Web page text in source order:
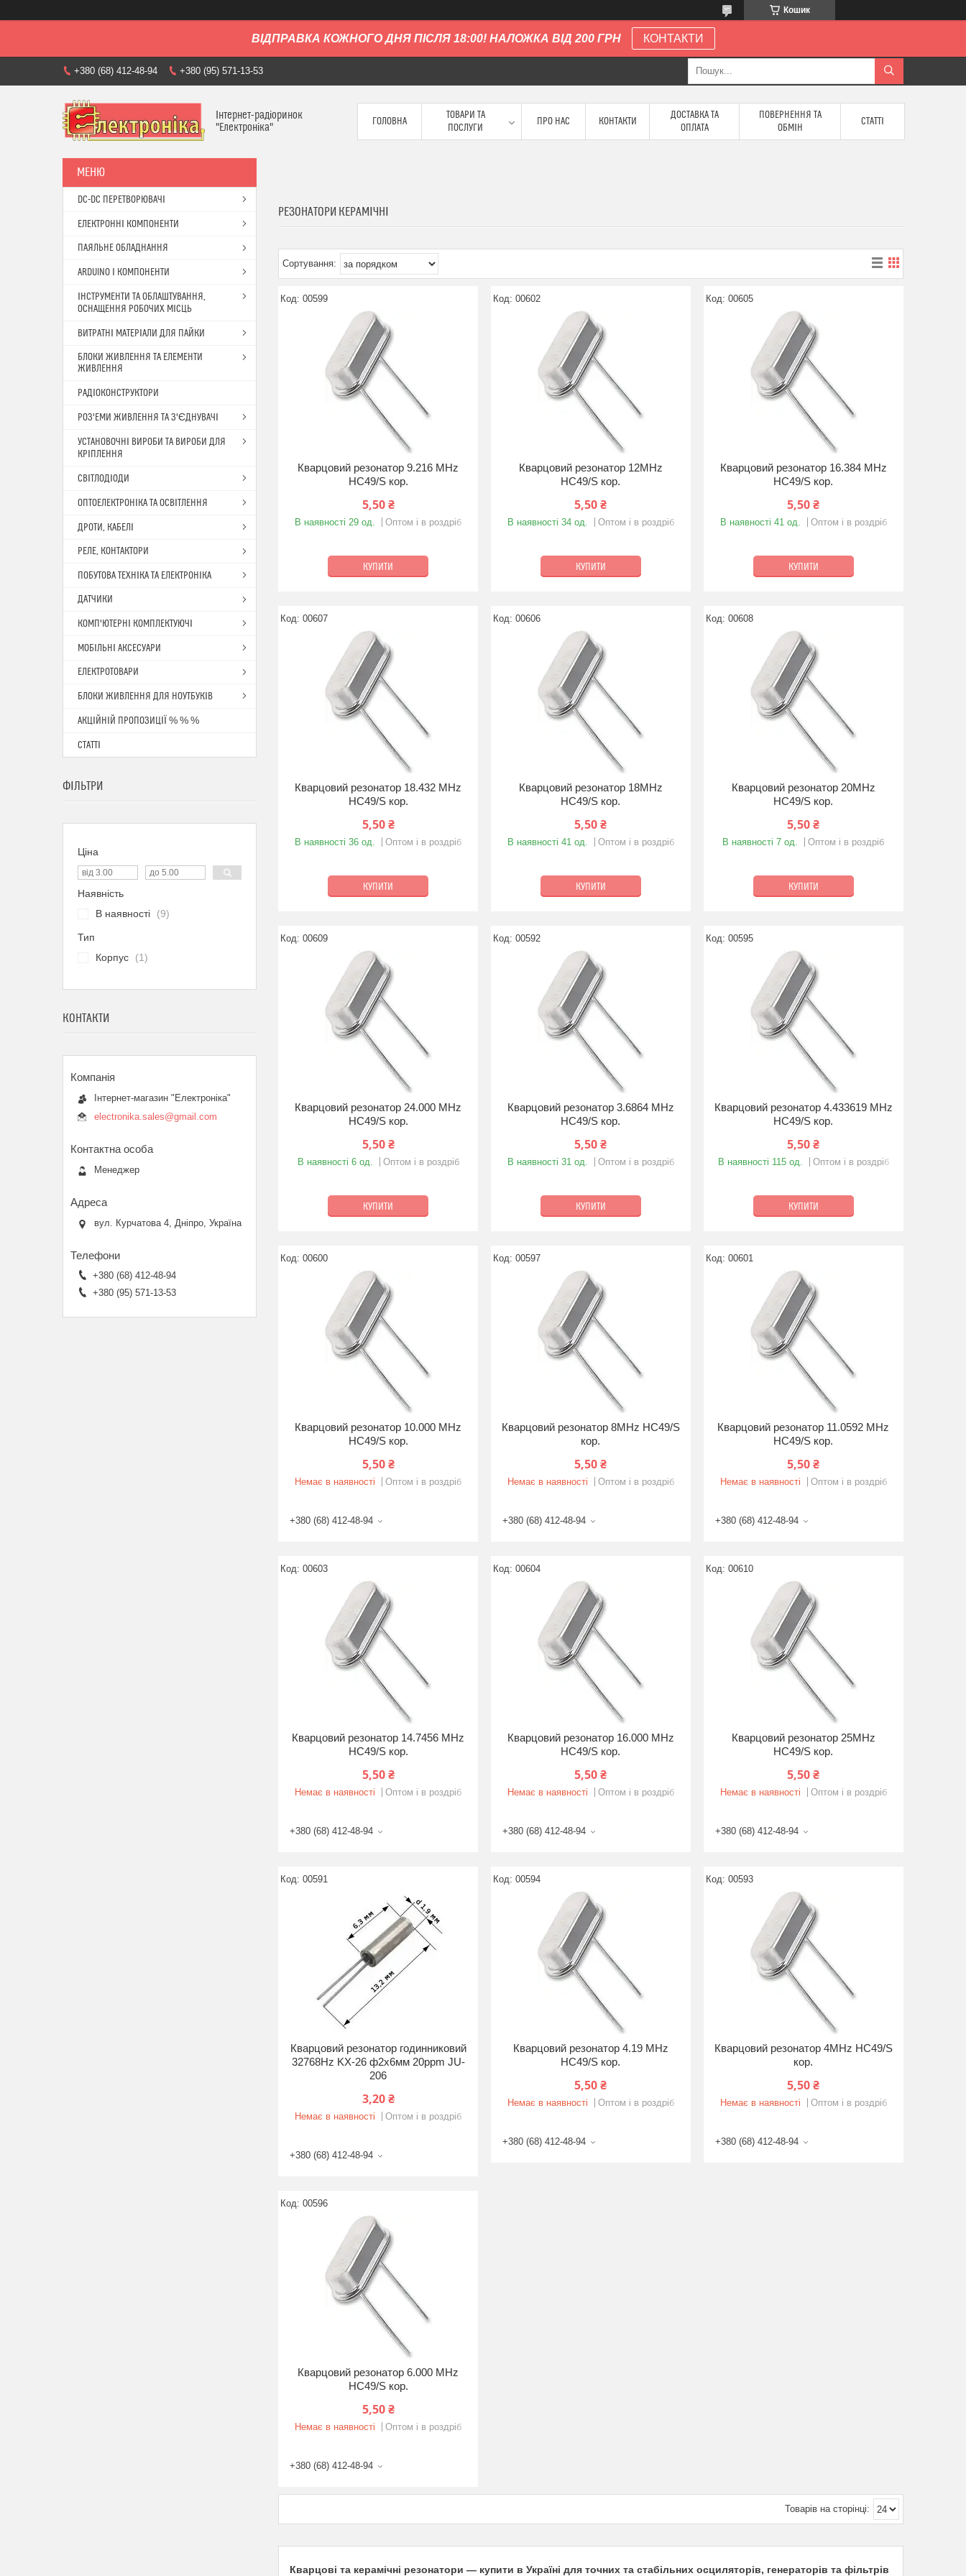
Кошик
ВІДПРАВКА КОЖНОГО ДНЯ ПІСЛЯ 18:00! НАЛОЖКА ВІД 200 ГРН КОНТАКТИ
+380 (68) 412-48-94 +380 (95) 571-13-53
Інтернет-радіоринок
"Електроніка"
ГОЛОВНА
ТОВАРИ ТА
ПОСЛУГИ
ПРО НАС КОНТАКТИ
ДОСТАВКА ТА
ОПЛАТА
ПОВЕРНЕННЯ ТА
ОБМІН
СТАТТІ
РЕЗОНАТОРИ КЕРАМІЧНІ
00599
Кварцовий резонатор 9.216 MHz
HC49/S кор.
5,50 ₴
В наявності 29 од. Оптом і в роздріб
КУПИТИ
00602
Кварцовий резонатор 12MHz
HC49/S кор.
5,50 ₴
В наявності 34 од. Оптом і в роздріб
КУПИТИ
00605
Кварцовий резонатор 16.384 MHz
HC49/S кор.
5,50 ₴
В наявності 41 од. Оптом і в роздріб
КУПИТИ
00607
Кварцовий резонатор 18.432 MHz
HC49/S кор.
5,50 ₴
В наявності 36 од. Оптом і в роздріб
КУПИТИ
00606
Кварцовий резонатор 18MHz
HC49/S кор.
5,50 ₴
В наявності 41 од. Оптом і в роздріб
КУПИТИ
00608
Кварцовий резонатор 20MHz
HC49/S кор.
5,50 ₴
В наявності 7 од. Оптом і в роздріб
КУПИТИ
00609
Кварцовий резонатор 24.000 MHz
HC49/S кор.
5,50 ₴
В наявності 6 од. Оптом і в роздріб
КУПИТИ
00592
Кварцовий резонатор 3.6864 MHz
HC49/S кор.
5,50 ₴
В наявності 31 од. Оптом і в роздріб
КУПИТИ
00595
Кварцовий резонатор 4.433619 MHz
HC49/S кор.
5,50 ₴
В наявності 115 од. Оптом і в роздріб
КУПИТИ
00600
Кварцовий резонатор 10.000 MHz
HC49/S кор.
5,50 ₴
Немає в наявності Оптом і в роздріб
+380 (68) 412-48-94
00597
Кварцовий резонатор 8MHz HC49/S
кор.
5,50 ₴
Немає в наявності Оптом і в роздріб
+380 (68) 412-48-94
00601
Кварцовий резонатор 11.0592 MHz
HC49/S кор.
5,50 ₴
Немає в наявності Оптом і в роздріб
+380 (68) 412-48-94
00603
Кварцовий резонатор 14.7456 MHz
HC49/S кор.
5,50 ₴
Немає в наявності Оптом і в роздріб
+380 (68) 412-48-94
00604
Кварцовий резонатор 16.000 MHz
HC49/S кор.
5,50 ₴
Немає в наявності Оптом і в роздріб
+380 (68) 412-48-94
00610
Кварцовий резонатор 25MHz
HC49/S кор.
5,50 ₴
Немає в наявності Оптом і в роздріб
+380 (68) 412-48-94
00591
Кварцовий резонатор годинниковий
32768Hz KX-26 ф2х6мм 20ppm JU-
206
3,20 ₴
Немає в наявності Оптом і в роздріб
+380 (68) 412-48-94
00594
Кварцовий резонатор 4.19 MHz
HC49/S кор.
5,50 ₴
Немає в наявності Оптом і в роздріб
+380 (68) 412-48-94
00593
Кварцовий резонатор 4MHz HC49/S
кор.
5,50 ₴
Немає в наявності Оптом і в роздріб
+380 (68) 412-48-94
00596
Кварцовий резонатор 6.000 MHz
HC49/S кор.
5,50 ₴
Немає в наявності Оптом і в роздріб
+380 (68) 412-48-94
Кварцові та керамічні резонатори — купити в Україні для точних та стабільних осциляторів, генераторів та фільтрів
DC-DC ПЕРЕТВОРЮВАЧІ
ЕЛЕКТРОННІ КОМПОНЕНТИ
ПАЯЛЬНЕ ОБЛАДНАННЯ
ARDUINO І КОМПОНЕНТИ
ІНСТРУМЕНТИ ТА ОБЛАШТУВАННЯ,
ОСНАЩЕННЯ РОБОЧИХ МІСЦЬ
ВИТРАТНІ МАТЕРІАЛИ ДЛЯ ПАЙКИ
БЛОКИ ЖИВЛЕННЯ ТА ЕЛЕМЕНТИ
ЖИВЛЕННЯ
РАДІОКОНСТРУКТОРИ
РОЗ'ЕМИ ЖИВЛЕННЯ ТА З'ЄДНУВАЧІ
УСТАНОВОЧНІ ВИРОБИ ТА ВИРОБИ ДЛЯ
КРІПЛЕННЯ
СВІТЛОДІОДИ
ОПТОЕЛЕКТРОНІКА ТА ОСВІТЛЕННЯ
ДРОТИ, КАБЕЛІ
РЕЛЕ, КОНТАКТОРИ
ПОБУТОВА ТЕХНІКА ТА ЕЛЕКТРОНІКА
ДАТЧИКИ
КОМП'ЮТЕРНІ КОМПЛЕКТУЮЧІ
МОБІЛЬНІ АКСЕСУАРИ
ЕЛЕКТРОТОВАРИ
БЛОКИ ЖИВЛЕННЯ ДЛЯ НОУТБУКІВ
АКЦІЙНІЙ ПРОПОЗИЦІЇ % % %
СТАТТІ
ФІЛЬТРИ
Ціна
Наявність
В наявності
9
Тип
Корпус
1
КОНТАКТИ
Інтернет-магазин "Електроніка"
electronika.sales@gmail.com
Менеджер
вул. Курчатова 4, Дніпро, Україна
+380 (68) 412-48-94
+380 (95) 571-13-53